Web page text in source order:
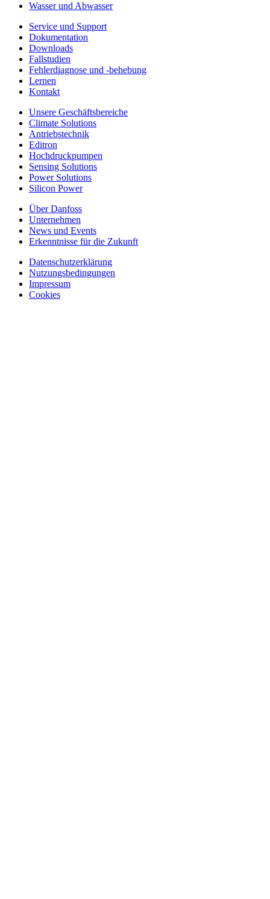
Wasser und Abwasser
Service und Support
Dokumentation
Downloads
Fallstudien
Fehlerdiagnose und -behebung
Lernen
Kontakt
Unsere Geschäftsbereiche
Climate Solutions
Antriebstechnik
Editron
Hochdruckpumpen
Sensing Solutions
Power Solutions
Silicon Power
Über Danfoss
Unternehmen
News und Events
Erkenntnisse für die Zukunft
Datenschutzerklärung
Nutzungsbedingungen
Impressum
Cookies